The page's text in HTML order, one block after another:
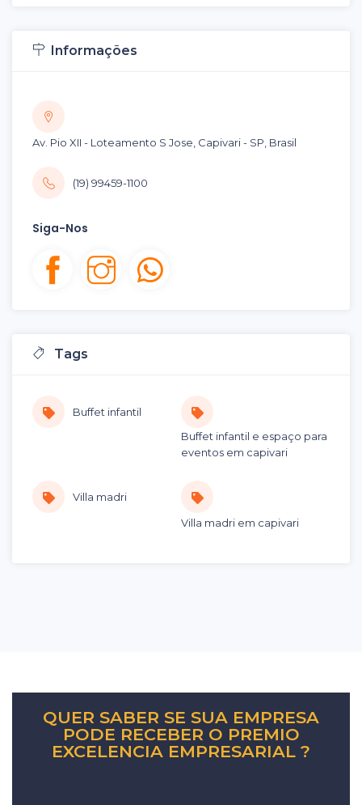
Informações
Av. Pio XII - Loteamento S Jose, Capivari - SP, Brasil
(19) 99459-1100
Siga-Nos
Tags
Buffet infantil
Buffet infantil e espaço para
eventos em capivari
Villa madri
Villa madri em capivari
QUER SABER SE SUA EMPRESA
PODE RECEBER O PREMIO
EXCELENCIA EMPRESARIAL ?